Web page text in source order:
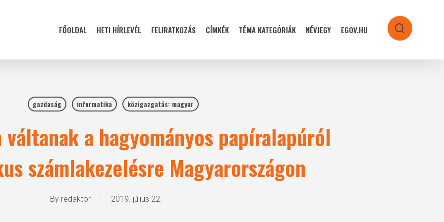
FŐOLDAL HETI HÍRLEVÉL FELIRATKOZÁS CÍMKÉK TÉMA KATEGÓRIÁK NÉVJEGY EGOV.HU search
gazdaság informatika közigazgatás: magyar
váltanak a hagyományos papíralapúról
számlakezelésre Magyarországon
By redaktor 2019. július 22.